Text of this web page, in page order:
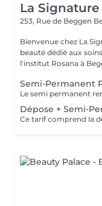
La
253, Rue de Beggen
Bienvenue chez La Signature
beauté dédié aux
l'institut Rosana à
Semi-Permanent
Dépose + Semi-